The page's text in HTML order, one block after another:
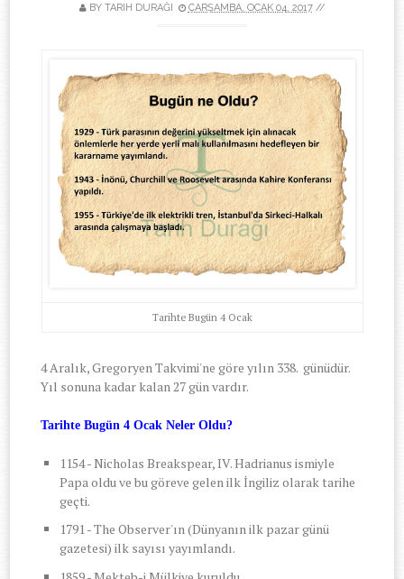
BY TARIH DURAĞI ÇARŞAMBA, OCAK 04, 2017//
Tarihte Bugün 4 Ocak
4 Aralık, Gregoryen Takvimi'ne göre yılın 338. günüdür.
Yıl sonuna kadar kalan 27 gün vardır.
Tarihte Bugün 4 Ocak Neler Oldu?
1154 - Nicholas Breakspear, IV. Hadrianus ismiyle
Papa oldu ve bu göreve gelen ilk İngiliz olarak tarihe
geçti.
1791 - The Observer'ın (Dünyanın ilk pazar günü
gazetesi) ilk sayısı yayımlandı.